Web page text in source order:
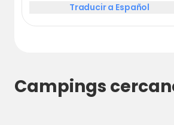
Traducir a Español
Campings